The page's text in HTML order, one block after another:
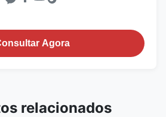
Agora
relacionados